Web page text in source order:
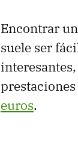
Encontrar
suele ser
euros.